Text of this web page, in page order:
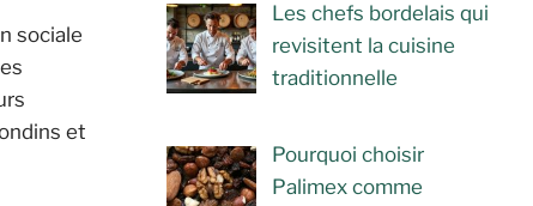
sociale
et
Les chefs bordelais qui
revisitent la cuisine
traditionnelle
Pourquoi choisir
Palimex comme